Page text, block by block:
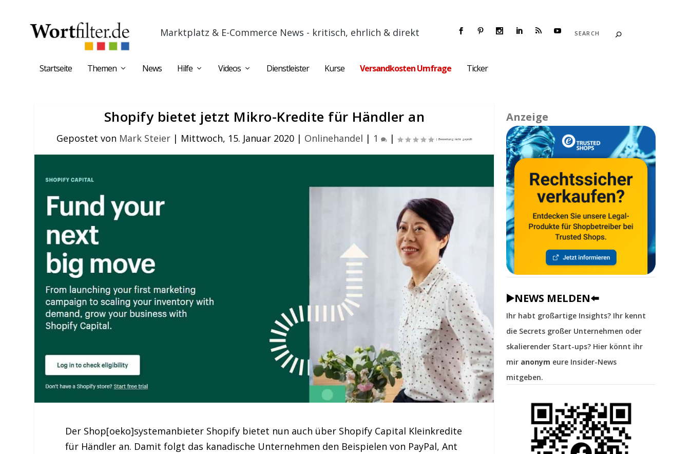
Marktplatz & E-Commerce News - kritisch, ehrlich & direkt
Startseite Themen News Hilfe Videos Dienstleister Kurse Versandkosten Umfrage Ticker
Shopify bietet jetzt Mikro-Kredite für Händler an
Gepostet von Mark Steier| Mittwoch, 15. Januar 2020| Onlinehandel | 1 |
Der Shop[oeko]systemanbieter Shopify bietet nun auch über Shopify Capital Kleinkredite
für Händler an. Damit folgt das kanadische Unternehmen den Beispielen von PayPal, Ant
Anzeige
▶️NEWS MELDEN⬅️
Ihr habt großartige Insights? Ihr kennt
die Secrets großer Unternehmen oder
skalierender Start-ups? Hier könnt ihr
mir anonym eure Insider-News
mitgeben.